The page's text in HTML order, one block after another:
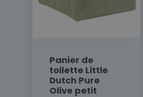
Panier de
toilette Little
Dutch Pure
Olive petit